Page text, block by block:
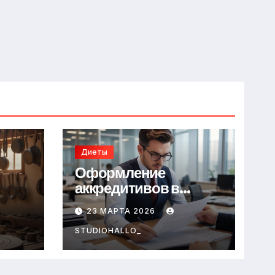
Диеты
Оформление
аккредитивов в
международной
торговле
23 МАРТА 2026
STUDIOHALLO_